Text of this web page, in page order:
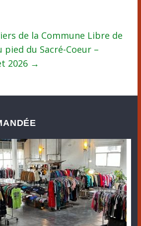
de la Commune Libre de
du Sacré-Coeur –
2026 →